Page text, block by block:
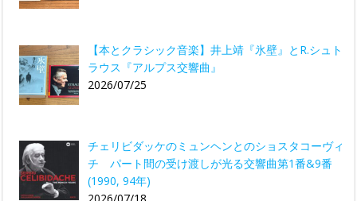
【本とクラシック音楽】井上靖『氷壁』とR.シュト
ラウス『アルプス交響曲』
2026/07/25
チェリビダッケのミュンヘンとのショスタコーヴィ
チ パート間の受け渡しが光る交響曲第1番&9番
(1990, 94年)